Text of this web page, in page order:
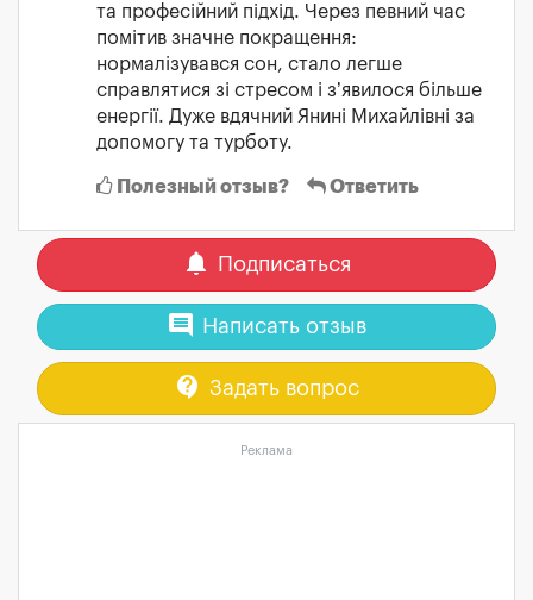
та професійний підхід. Через певний час
помітив значне покращення:
нормалізувався сон, стало легше
справлятися зі стресом і з’явилося більше
енергії. Дуже вдячний Янині Михайлівні за
допомогу та турботу.
Полезный отзыв? Ответить
notifications Подписаться
comment Написать отзыв
contact_support Задать вопрос
Реклама